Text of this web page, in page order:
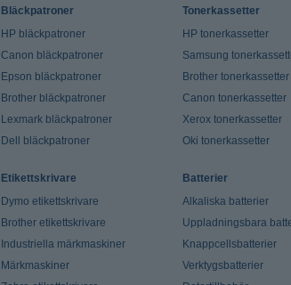
Bläckpatroner
HP bläckpatroner
Canon bläckpatroner
Epson bläckpatroner
Brother bläckpatroner
Lexmark bläckpatroner
Dell bläckpatroner
Tonerkassetter
HP tonerkassetter
Samsung
Brother tonerkassetter
Canon tonerkassetter
Xerox tonerkassetter
Oki tonerkassetter
Etikettskrivare
Dymo etikettskrivare
Brother etikettskrivare
Industriella märkmaskiner
Märkmaskiner
Batterier
Alkaliska batterier
Uppladningsbara
Knappcellsbatterier
Verktygsbatterier